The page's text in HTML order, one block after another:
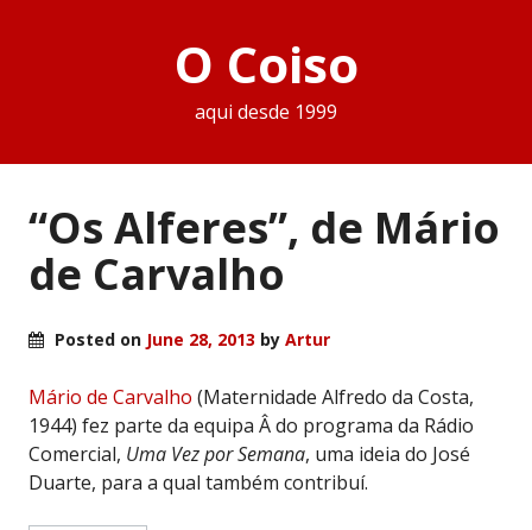
O Coiso
aqui desde 1999
“Os Alferes”, de Mário
de Carvalho
Posted on June 28, 2013 by Artur
Mário de Carvalho (Maternidade Alfredo da Costa,
1944) fez parte da equipa Â do programa da Rádio
Comercial, Uma Vez por Semana, uma ideia do José
Duarte, para a qual também contribuí.